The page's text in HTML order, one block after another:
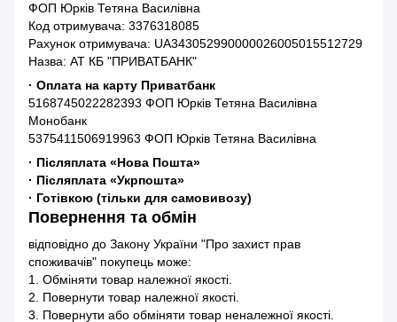
ФОП Юрків Тетяна Василівна
Код отримувача: 3376318085
Рахунок отримувача: UA343052990000026005015512729
Назва: АТ КБ "ПРИВАТБАНК"
· Оплата на карту Приватбанк
5168745022282393 ФОП Юрків Тетяна Василівна
Монобанк
5375411506919963 ФОП Юрків Тетяна Василівна
· Післяплата «Нова Пошта»
· Післяплата «Укрпошта»
· Готівкою (тільки для самовивозу)
Повернення та обмін
відповідно до Закону України "Про захист прав
споживачів" покупець може:
1. Обміняти товар належної якості.
2. Повернути товар належної якості.
3. Повернути або обміняти товар неналежної якості.